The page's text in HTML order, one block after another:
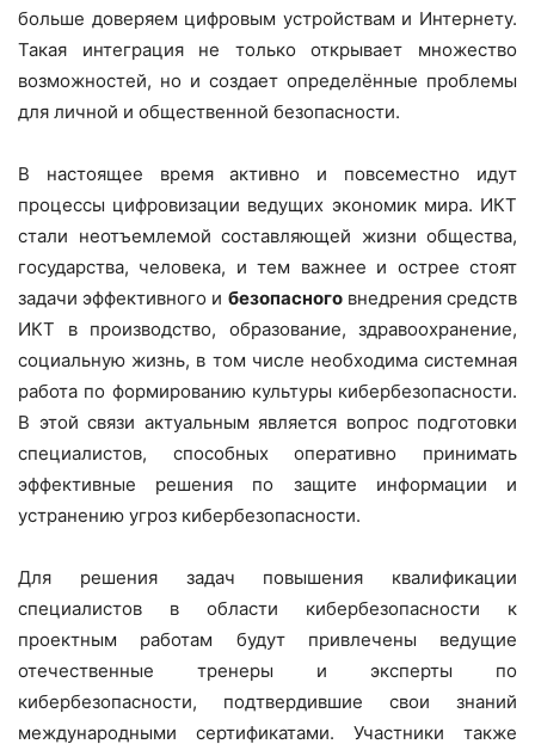
больше доверяем цифровым устройствам и Интернету.
Такая интеграция не только открывает множество
возможностей, но и создает определённые проблемы
для личной и общественной безопасности.
В настоящее время активно и повсеместно идут
процессы цифровизации ведущих экономик мира. ИКТ
стали неотъемлемой составляющей жизни общества,
государства, человека, и тем важнее и острее стоят
задачи эффективного и безопасноговнедрения средств
ИКТ в производство, образование, здравоохранение,
социальную жизнь, в том числе необходима системная
работа по формированию культуры кибербезопасности.
В этой связи актуальным является вопрос подготовки
специалистов, способных оперативно принимать
эффективные решения по защите информации и
устранению угроз кибербезопасности.
Для решения задач повышения квалификации
специалистов в области кибербезопасности к
проектным работам будут привлечены ведущие
отечественные тренеры и эксперты по
кибербезопасности, подтвердившие свои знаний
международными сертификатами. Участники также